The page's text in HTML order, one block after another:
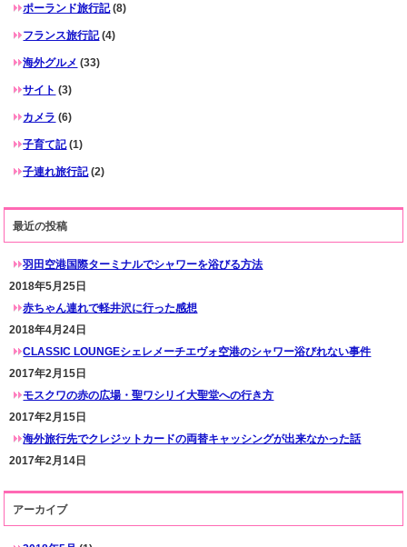
ポーランド旅行記(8)
フランス旅行記(4)
海外グルメ (33)
サイト (3)
カメラ (6)
子育て記(1)
子連れ旅行記(2)
最近の投稿
羽田空港国際ターミナルでシャワーを浴びる方法
2018年5月25日
赤ちゃん連れで軽井沢に行った感想
2018年4月24日
CLASSIC LOUNGEシェレメーチエヴォ空港のシャワー浴びれない事件
2017年2月15日
モスクワの赤の広場・聖ワシリイ大聖堂への行き方
2017年2月15日
海外旅行先でクレジットカードの両替キャッシングが出来なかった話
2017年2月14日
アーカイブ